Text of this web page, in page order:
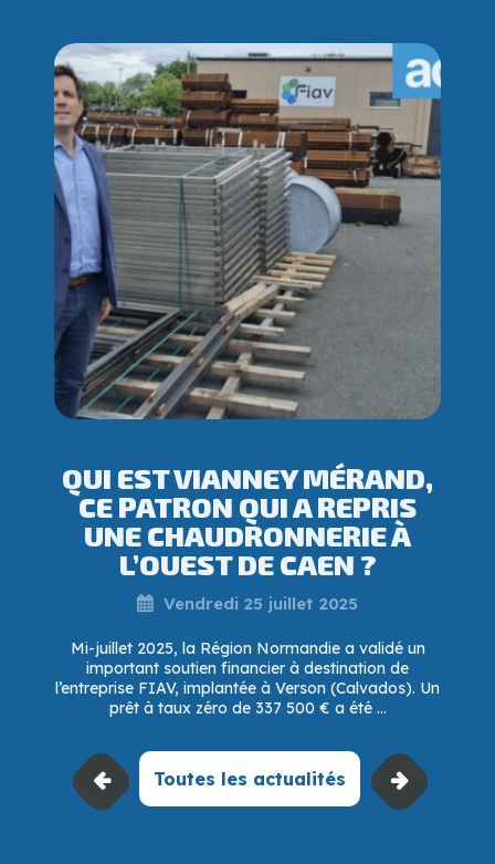
QUI EST VIANNEY MÉRAND,
CE PATRON QUI A REPRIS
UNE CHAUDRONNERIE À
L’OUEST DE CAEN ?
Vendredi 25 juillet 2025
Mi-juillet 2025, la Région Normandie a validé un
important soutien financier à destination de
l’entreprise FIAV, implantée à Verson (Calvados). Un
prêt à taux zéro de 337 500 € a été ...
Toutes les actualités